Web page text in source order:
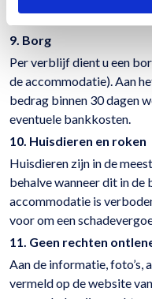
bij de de beheerder en
9. Borg
Per verblijf dient u een
de accommodatie). Aan
bedrag binnen 30 dagen
eventuele bankkosten.
10. Huisdieren en roken
Huisdieren zijn in de
behalve wanneer dit in de
accommodatie is
voor om een
11. Geen rechten
Aan de informatie, foto’s,
vermeld op de website